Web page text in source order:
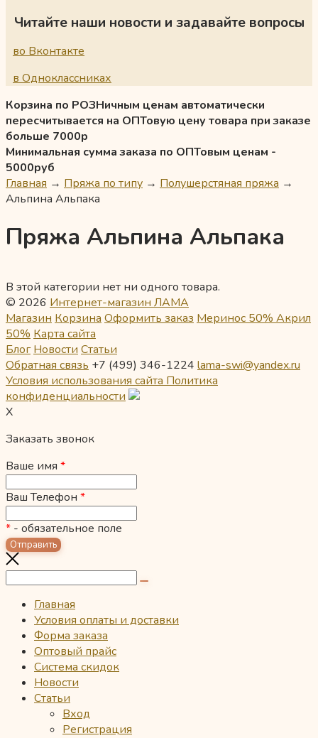
Читайте наши новости и задавайте вопросы
во Вконтакте
в Одноклассниках
Корзина по РОЗНичным ценам автоматически
пересчитывается на ОПТовую цену товара при заказе
больше 7000р
Минимальная сумма заказа по ОПТовым ценам -
5000руб
Главная → Пряжа по типу → Полушерстяная пряжа →
Альпина Альпака
Пряжа Альпина Альпака
В этой категории нет ни одного товара.
© 2026 Интернет-магазин ЛАМА
Магазин Корзина Оформить заказ Меринос 50% Акрил
50% Карта сайта
Блог Новости Статьи
Обратная связь +7 (499) 346-1224 lama-swi@yandex.ru
Условия использования сайта Политика
конфиденциальности
X
Заказать звонок
Ваше имя *
Ваш Телефон *
* - обязательное поле
Главная
Условия оплаты и доставки
Форма заказа
Оптовый прайс
Система скидок
Новости
Статьи
Вход
Регистрация